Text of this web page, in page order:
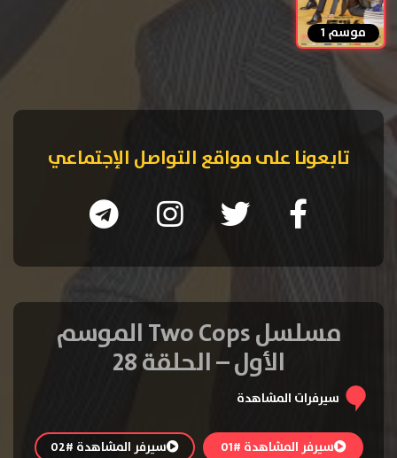
موسم 1
تابعونا على مواقع التواصل الإجتماعي
مسلسل Two Cops الموسم
الأول – الحلقة 28
سيرفرات المشاهدة
سيرفر المشاهدة #01 سيرفر المشاهدة #02